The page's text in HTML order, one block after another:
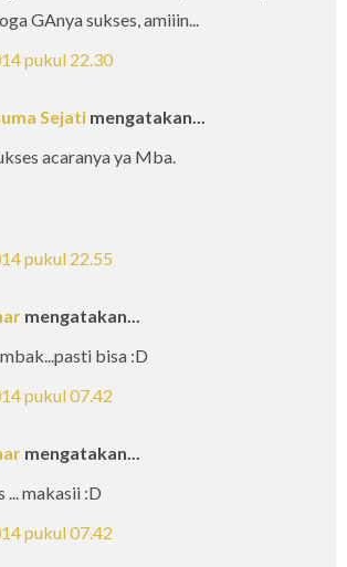
GAnya sukses, amiiin...
pukul 22.30
Sejati mengatakan...
acaranya ya Mba.
pukul 22.55
mengatakan...
bisa :D
pukul 07.42
mengatakan...
... makasii :D
pukul 07.42